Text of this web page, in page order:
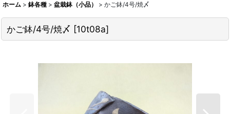
ホーム > 鉢各種 > 盆栽鉢（小品） > かご鉢/4号/焼〆
かご鉢/4号/焼〆 [10t08a]